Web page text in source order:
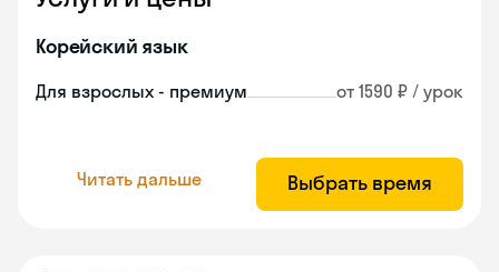
Корейский язык
Для взрослых - премиум от 1590 ₽ / урок
Читать дальше Выбрать время